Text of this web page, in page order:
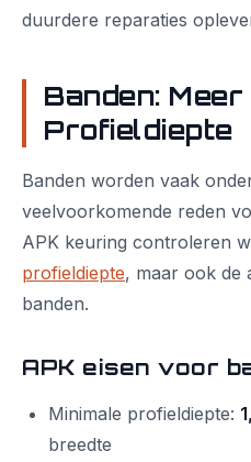
duurdere reparaties
Banden:
Profieldiepte
Banden worden vaak
veelvoorkomende reden
APK keuring controleren
profieldiepte, maar ook de
banden.
APK eisen voor
Minimale profieldiepte:
breedte